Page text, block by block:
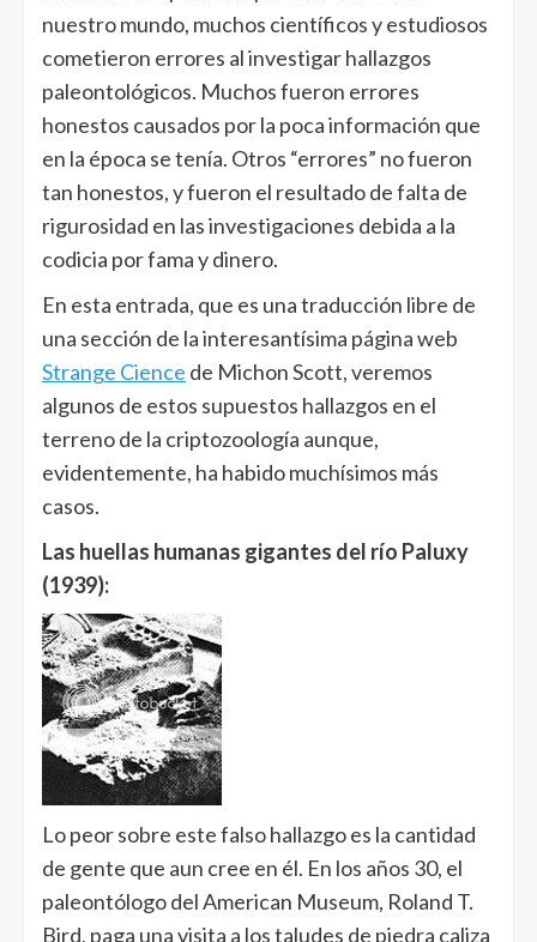
nuestro mundo, muchos científicos y estudiosos
cometieron errores al investigar hallazgos
paleontológicos. Muchos fueron errores
honestos causados por la poca información que
en la época se tenía. Otros “errores” no fueron
tan honestos, y fueron el resultado de falta de
rigurosidad en las investigaciones debida a la
codicia por fama y dinero.
En esta entrada, que es una traducción libre de
una sección de la interesantísima página web
Strange Cience de Michon Scott, veremos
algunos de estos supuestos hallazgos en el
terreno de la criptozoología aunque,
evidentemente, ha habido muchísimos más
casos.
Las huellas humanas gigantes del río Paluxy
(1939):
Lo peor sobre este falso hallazgo es la cantidad
de gente que aun cree en él. En los años 30, el
paleontólogo del American Museum, Roland T.
Bird, paga una visita a los taludes de piedra caliza